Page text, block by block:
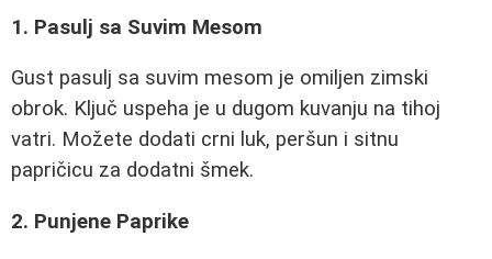
1. Pasulj sa Suvim Mesom
Gust pasulj sa suvim mesom je omiljen zimski
obrok. Ključ uspeha je u dugom kuvanju na tihoj
vatri. Možete dodati crni luk, peršun i sitnu
papričicu za dodatni šmek.
2. Punjene Paprike